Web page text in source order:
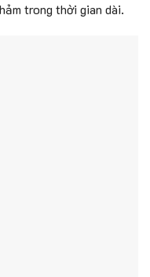
trong thời gian dài.